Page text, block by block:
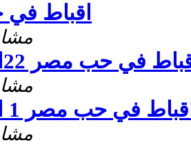
اقباط
561
في حب مصر 22اغسطس
695
في حب مصر 1 اغسطس
676